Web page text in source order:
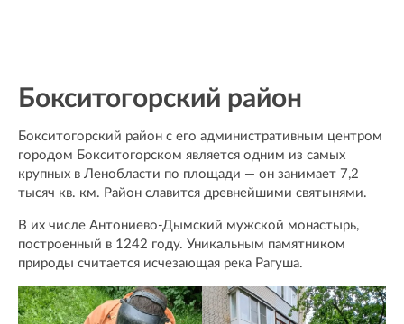
Бокситогорский район
Бокситогорский район с его административным центром
городом Бокситогорском является одним из самых
крупных в Ленобласти по площади — он занимает 7,2
тысяч кв. км. Район славится древнейшими святынями.
В их числе Антониево-Дымский мужской монастырь,
построенный в 1242 году. Уникальным памятником
природы считается исчезающая река Рагуша.